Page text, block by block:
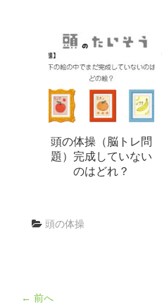
頭の体操（脳トレ問
題）完成していない
のはどれ？
頭の体操
← 前へ